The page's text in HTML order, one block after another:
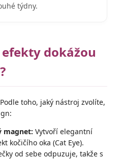
týdny.
efekty dokážou
Podle toho, jaký nástroj zvolíte,
magnet: Vytvoří elegantní
kočičího oka (Cat Eye).
od sebe odpuzuje, takže s